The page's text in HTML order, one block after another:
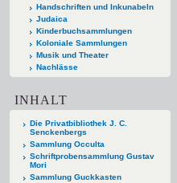
Handschriften und Inkunabeln
Judaica
Kinderbuchsammlungen
Koloniale Sammlungen
Musik und Theater
Nachlässe
INHALT
Die Privatbibliothek J. C.
Senckenbergs
Sammlung Occulta
Schriftprobensammlung Gustav
Mori
Sammlung Guckkasten